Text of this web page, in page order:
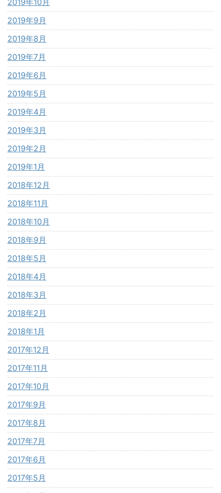
2019年10月
2019年9月
2019年8月
2019年7月
2019年6月
2019年5月
2019年4月
2019年3月
2019年2月
2019年1月
2018年12月
2018年11月
2018年10月
2018年9月
2018年5月
2018年4月
2018年3月
2018年2月
2018年1月
2017年12月
2017年11月
2017年10月
2017年9月
2017年8月
2017年7月
2017年6月
2017年5月